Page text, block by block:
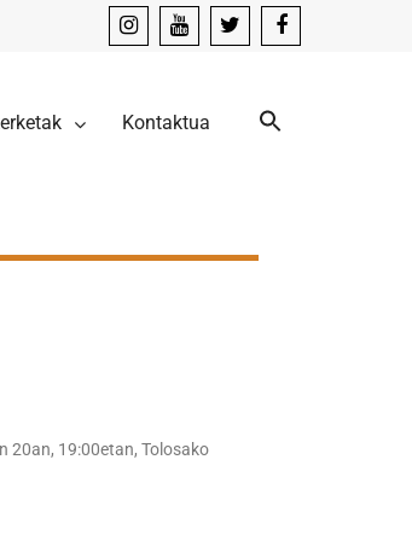
Kontaktua
20an, 19:00etan, Tolosako